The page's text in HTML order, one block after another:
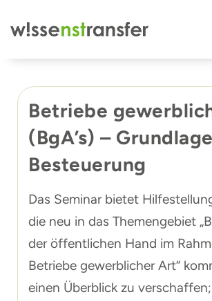
springen
Betriebe
(BgA’s) –
Besteuerung
Das Seminar bietet
die neu in das Themengebiet
der öffentlichen Hand im
Betriebe gewerblicher Art“
einen Überblick zu